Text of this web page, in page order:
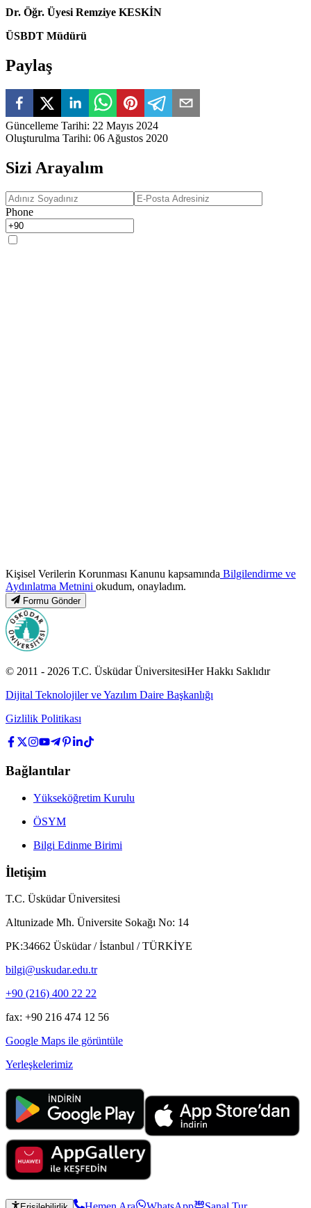
Dr. Öğr. Üyesi Remziye KESKİN
ÜSBDT Müdürü
Paylaş
Güncelleme Tarihi: 22 Mayıs 2024
Oluşturulma Tarihi: 06 Ağustos 2020
Sizi Arayalım
Phone
Kişisel Verilerin Korunması Kanunu kapsamında Bilgilendirme ve
Aydınlatma Metnini okudum, onayladım.
Formu Gönder
© 2011 - 2026 T.C. Üsküdar ÜniversitesiHer Hakkı Saklıdır
Dijital Teknolojiler ve Yazılım Daire Başkanlığı
Gizlilik Politikası
Bağlantılar
Yükseköğretim Kurulu
ÖSYM
Bilgi Edinme Birimi
İletişim
T.C. Üsküdar Üniversitesi
Altunizade Mh. Üniversite Sokağı No: 14
PK:34662 Üsküdar / İstanbul / TÜRKİYE
bilgi@uskudar.edu.tr
+90 (216) 400 22 22
fax: +90 216 474 12 56
Google Maps ile görüntüle
Yerleşkelerimiz